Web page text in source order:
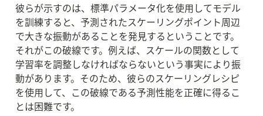
彼らが示すのは、標準パラメータ化を使用してモデル
を訓練すると、予測されたスケーリングポイント周辺
で大きな振動があることを発見するということです。
それがこの破線です。例えば、スケールの関数として
学習率を調整しなければならないという事実により振
動があります。そのため、彼らのスケーリングレシピ
を使用して、この破線である予測性能を正確に得るこ
とは困難です。